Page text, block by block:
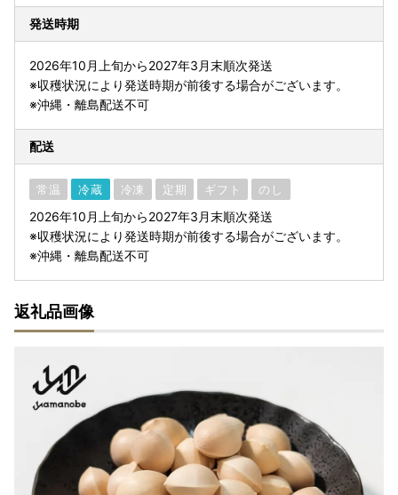
発送時期
2026年10月上旬から2027年3月末順次発送
※収穫状況により発送時期が前後する場合がございます。
※沖縄・離島配送不可
配送
常温 冷蔵 冷凍 定期 ギフト のし
2026年10月上旬から2027年3月末順次発送
※収穫状況により発送時期が前後する場合がございます。
※沖縄・離島配送不可
返礼品画像